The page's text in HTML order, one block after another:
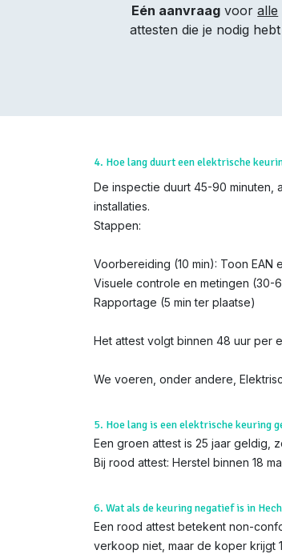
Eén aanvraag vooralle
attesten die je nodig hebt
4. Hoe lang duurt een elektrische
De inspectie duurt 45-90 minuten,
installaties.
Stappen:
Voorbereiding (10 min): Toon EAN
Visuele controle en metingen (30-
Rapportage (5 min ter plaatse)
Het attest volgt binnen 48 uur per
We voeren, onder andere,
5. Hoe lang is een elektrische keuring
Een groen attest is 25 jaar geldig,
Bij rood attest: Herstel binnen 18
6. Wat als de keuring negatief is in
Een rood attest betekent non-
verkoop niet, maar de koper krijgt